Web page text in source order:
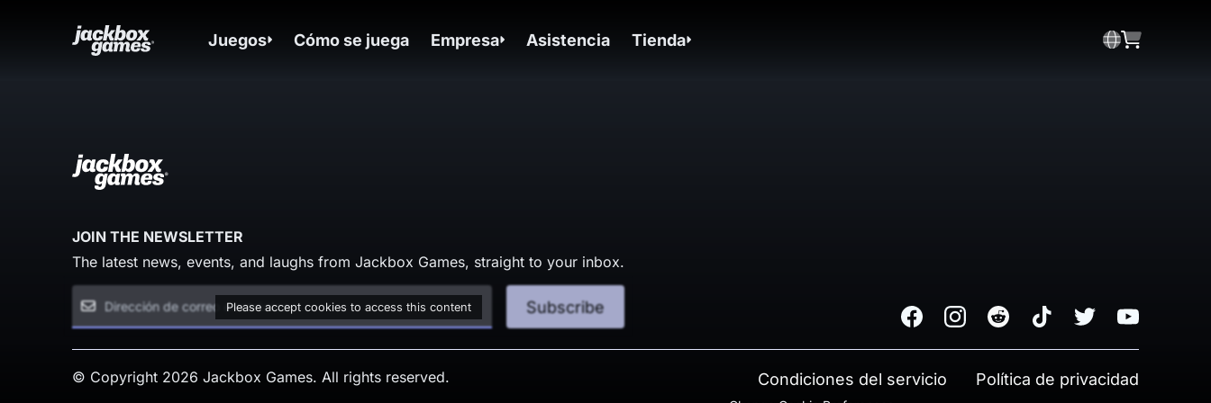
Juegos Cómo se juega Empresa Asistencia Tienda
JOIN THE NEWSLETTER
The latest news, events, and laughs from Jackbox Games, straight to your inbox.
Please accept cookies to access this content Subscribe FacebookInstagramReddit TikTok Twitter Youtube
© Copyright 2026 Jackbox Games. All rights reserved. Condiciones del servicio Política de privacidad